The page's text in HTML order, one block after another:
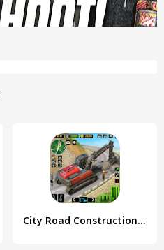
City Road Construction Games